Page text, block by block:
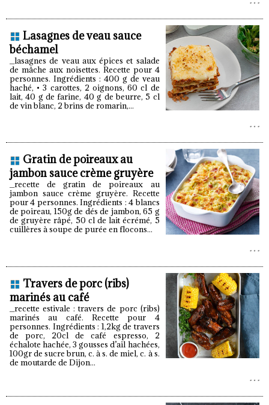
Lasagnes de veau sauce
béchamel
_lasagnes de veau aux épices et salade
de mâche aux noisettes. Recette pour 4
personnes. Ingrédients : 400 g de veau
haché, • 3 carottes, 2 oignons, 60 cl de
lait, 40 g de farine, 40 g de beurre, 5 cl
de vin blanc, 2 brins de romarin,...
Gratin de poireaux au
jambon sauce crème gruyère
_recette de gratin de poireaux au
jambon sauce crème gruyère. Recette
pour 4 personnes. Ingrédients : 4 blancs
de poireau, 150g de dés de jambon, 65 g
de gruyère râpé, 50 cl de lait écrémé, 5
cuillères à soupe de purée en flocons...
Travers de porc (ribs)
marinés au café
_recette estivale : travers de porc (ribs)
marinés au café. Recette pour 4
personnes. Ingrédients : 1,2kg de travers
de porc, 20cl de café espresso, 2
échalote hachée, 3 gousses d’ail hachées,
100gr de sucre brun, c. à s. de miel, c. à s.
de moutarde de Dijon...